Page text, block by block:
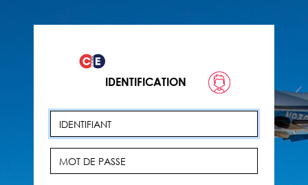
IDENTIFICATION
Identifiant